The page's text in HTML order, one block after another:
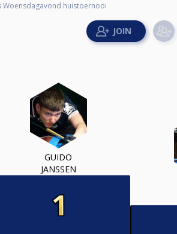
Woensdagavond huistoernooi
GUIDO
JANSSEN